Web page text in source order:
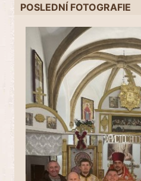
POSLEDNÍ FOTOGRAFIE